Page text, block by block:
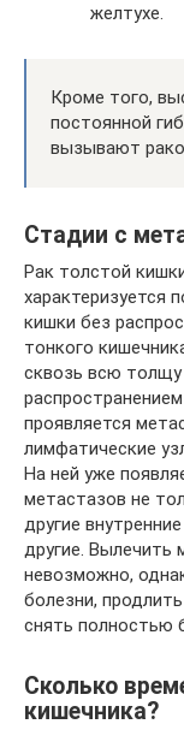
желтухе.
Кроме того,
постоянной
вызывают
Стадии с
Рак толстой
характеризуется
кишки без
тонкого
сквозь всю
проявляется
лимфатические
На ней уже
метастазов не
другие
другие. Вылечить
невозможно,
болезни,
снять полностью
Сколько
кишечника?